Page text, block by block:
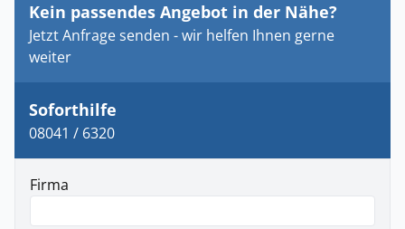
Kein passendes Angebot in der Nähe?
Jetzt Anfrage senden - wir helfen Ihnen gerne
weiter
Soforthilfe
08041 / 6320
Firma